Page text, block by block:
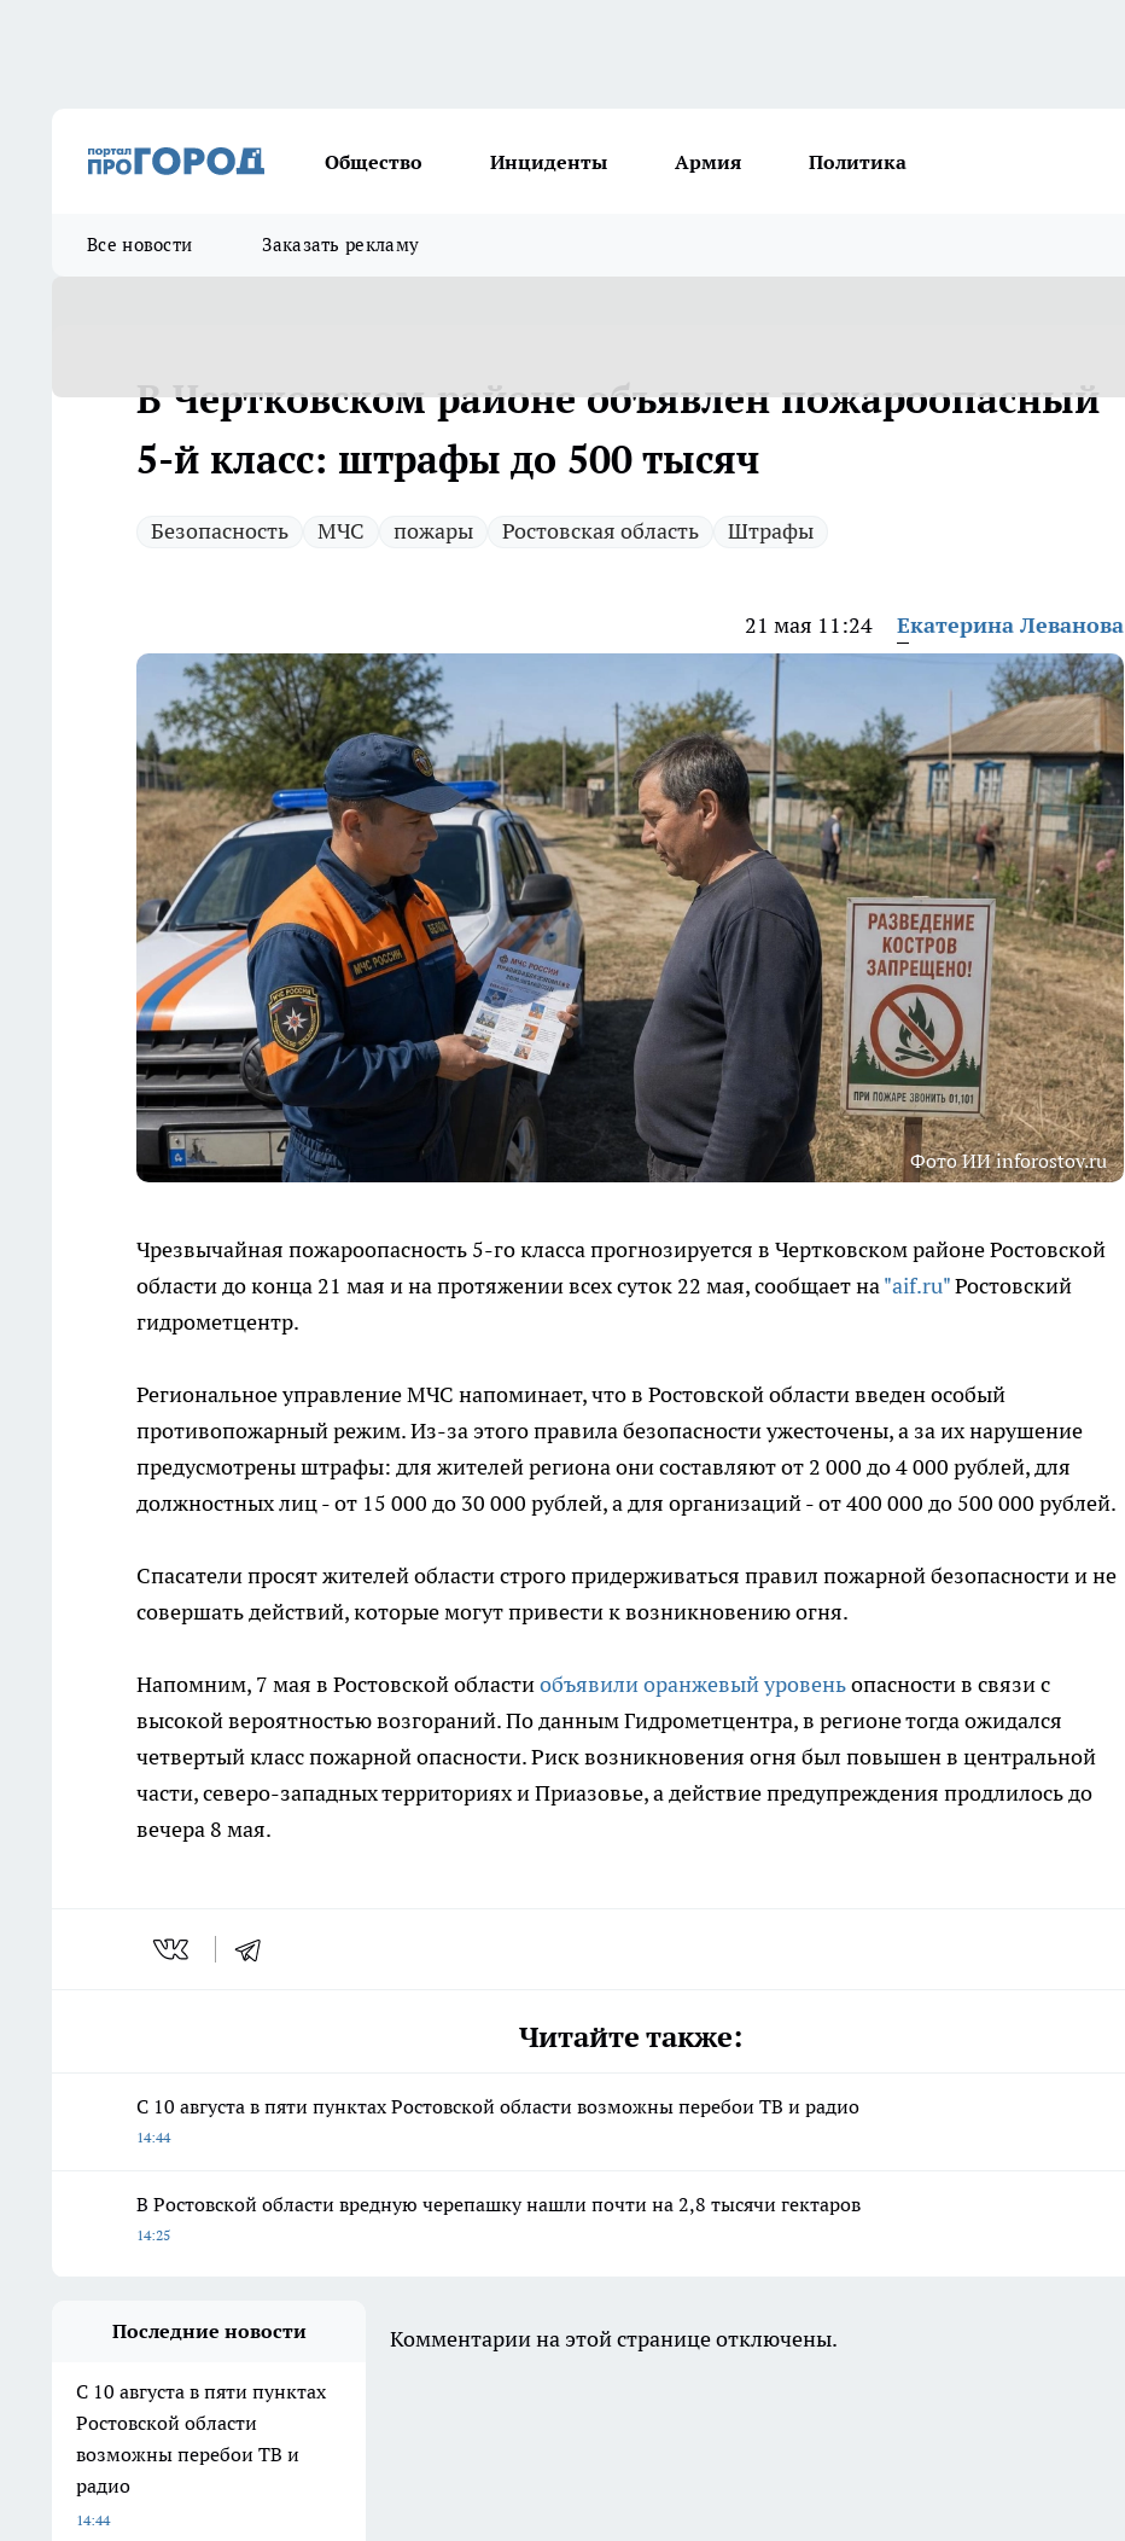
Общество Инциденты Армия Политика
Все новости Заказать рекламу
В Чертковском районе объявлен пожароопасный
5-й класс: штрафы до 500 тысяч
Безопасность МЧС пожары Ростовская область Штрафы
21 мая 11:24 Екатерина Леванова
Фото ИИ inforostov.ru
Чрезвычайная пожароопасность 5-го класса прогнозируется в Чертковском районе Ростовской
области до конца 21 мая и на протяжении всех суток 22 мая, сообщает на"aif.ru"Ростовский
гидрометцентр.
Региональное управление МЧС напоминает, что в Ростовской области введен особый
противопожарный режим. Из-за этого правила безопасности ужесточены, а за их нарушение
предусмотрены штрафы: для жителей региона они составляют от 2 000 до 4 000 рублей, для
должностных лиц - от 15 000 до 30 000 рублей, а для организаций - от 400 000 до 500 000 рублей.
Спасатели просят жителей области строго придерживаться правил пожарной безопасности и не
совершать действий, которые могут привести к возникновению огня.
Напомним, 7 мая в Ростовской областиобъявили оранжевый уровеньопасности в связи с
высокой вероятностью возгораний. По данным Гидрометцентра, в регионе тогда ожидался
четвертый класс пожарной опасности. Риск возникновения огня был повышен в центральной
части, северо-западных территориях и Приазовье, а действие предупреждения продлилось до
вечера 8 мая.
Читайте также:
С 10 августа в пяти пунктах Ростовской области возможны перебои ТВ и радио
14:44
В Ростовской области вредную черепашку нашли почти на 2,8 тысячи гектаров
14:25
Последние новости
С 10 августа в пяти пунктах
Ростовской области
возможны перебои ТВ и
радио
14:44
Комментарии на этой странице отключены.